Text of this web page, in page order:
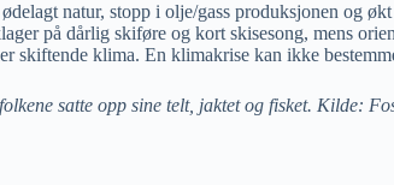
natur, stopp i olje/gass produksjonen og
på dårlig skiføre og kort skisesong, mens
skiftende klima. En klimakrise kan ikke
satte opp sine telt, jaktet og fisket. Kilde: